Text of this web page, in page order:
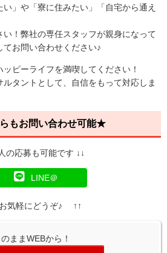
」や「寮に住みたい」「自宅から通え
い！弊社の専任スタッフが親身になって
お問い合わせください♪
ピーライフを満喫してください！
タントとして、自信をもって対応しま
もお問い合わせ可能★
の応募も可能です ↓↓
LINE＠
気軽にどうぞ♪ ↑↑
ままWEBから！